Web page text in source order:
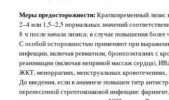
Меры предосторожности:Кратковременный лизис
2–4 или 1,5–2,5 нормальных значений
8 ч после начала лизиса; в случае повышения
С особой осторожностью применяют при
инфекции, включая ревматизм, бронхоэктазиях с
реанимации (включая непрямой массаж сердца),
ЖКТ, меноррагиях, менструальных кровотечениях,
До введения, если в анамнезе повышен титр
перенесенной стрептококковой инфекции: